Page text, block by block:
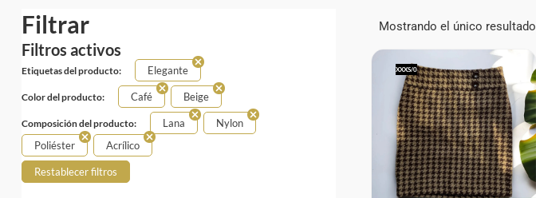
Filtrar
Filtros activos
Etiquetas del producto: Elegante
Color del producto: Café Beige
Composición del producto: Lana
Nylon
Poliéster
Acrílico
Restablecer filtros
Mostrando el único resultado
XXXS/0